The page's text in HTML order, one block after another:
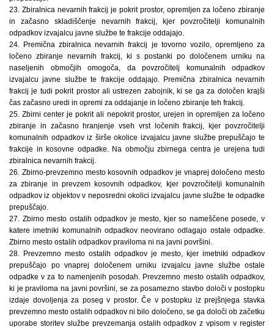
23. Zbiralnica nevarnih frakcij je pokrit prostor, opremljen za ločeno zbiranje
in začasno skladiščenje nevarnih frakcij, kjer povzročitelji komunalnih
odpadkov izvajalcu javne službe te frakcije oddajajo.
24. Premična zbiralnica nevarnih frakcij je tovorno vozilo, opremljeno za
ločeno zbiranje nevarnih frakcij, ki s postanki po določenem urniku na
naseljenih območjih omogoča, da povzročitelj komunalnih odpadkov
izvajalcu javne službe te frakcije oddajajo. Premična zbiralnica nevarnih
frakcij je tudi pokrit prostor ali ustrezen zabojnik, ki se ga za določen krajši
čas začasno uredi in opremi za oddajanje in ločeno zbiranje teh frakcij.
25. Zbirni center je pokrit ali nepokrit prostor, urejen in opremljen za ločeno
zbiranje in začasno hranjenje vseh vrst ločenih frakcij, kjer povzročitelji
komunalnih odpadkov iz širše okolice izvajalcu javne službe prepuščajo te
frakcije in kosovne odpadke. Na območju zbirnega centra je urejena tudi
zbiralnica nevarnih frakcij.
26. Zbirno-prevzemno mesto kosovnih odpadkov je vnaprej določeno mesto
za zbiranje in prevzem kosovnih odpadkov, kjer povzročitelji komunalnih
odpadkov iz objektov v neposredni okolici izvajalcu javne službe te odpadke
prepuščajo.
27. Zbirno mesto ostalih odpadkov je mesto, kjer so nameščene posede, v
katere imetniki komunalnih odpadkov neovirano odlagajo ostale odpadke.
Zbirno mesto ostalih odpadkov praviloma ni na javni površini.
28. Prevzemno mesto ostalih odpadkov je mesto, kjer imetniki odpadkov
prepuščajo po vnaprej določenem urniku izvajalcu javne službe ostale
odpadke v za to namenjenih posodah. Prevzemno mesto ostalih odpadkov,
ki je praviloma na javni površini, se za posamezno stavbo določi v postopku
izdaje dovoljenja za poseg v prostor. Če v postopku iz prejšnjega stavka
prevzemno mesto ostalih odpadkov ni bilo določeno, se ga določi ob začetku
uporabe storitev službe prevzemanja ostalih odpadkov z vpisom v register